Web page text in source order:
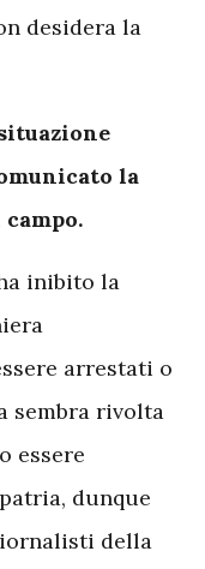
desidera la
la
inibito la
arrestati o
sembra rivolta
essere
dunque
della